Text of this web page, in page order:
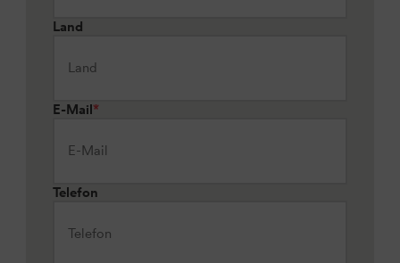
Land
E-Mail*
Telefon